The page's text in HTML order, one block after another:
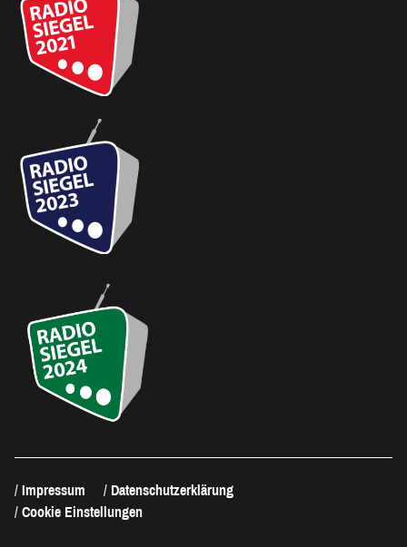
Impressum
Datenschutzerklärung
Cookie Einstellungen